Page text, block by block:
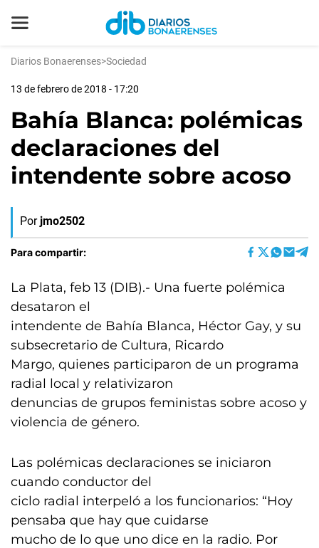
Diarios Bonaerenses>Sociedad
13 de febrero de 2018 - 17:20
Bahía Blanca: polémicas
declaraciones del
intendente sobre acoso
Por jmo2502
Para compartir:
La Plata, feb 13 (DIB).- Una fuerte polémica
desataron el
intendente de Bahía Blanca, Héctor Gay, y su
subsecretario de Cultura, Ricardo
Margo, quienes participaron de un programa
radial local y relativizaron
denuncias de grupos feministas sobre acoso y
violencia de género.
Las polémicas declaraciones se iniciaron
cuando conductor del
ciclo radial interpeló a los funcionarios: “Hoy
pensaba que hay que cuidarse
mucho de lo que uno dice en la radio. Por